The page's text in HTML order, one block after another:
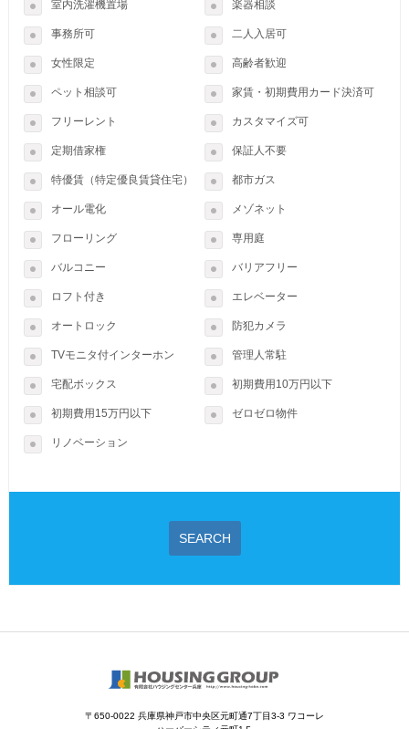
室内洗濯機置場 楽器相談
事務所可 二人入居可
女性限定 高齢者歓迎
ペット相談可 家賃・初期費用カード決済可
フリーレント カスタマイズ可
定期借家権 保証人不要
特優賃（特定優良賃貸住宅） 都市ガス
オール電化 メゾネット
フローリング 専用庭
バルコニー バリアフリー
ロフト付き エレベーター
オートロック 防犯カメラ
TVモニタ付インターホン 管理人常駐
宅配ボックス 初期費用10万円以下
初期費用15万円以下 ゼロゼロ物件
リノベーション
SEARCH
〒650-0022 兵庫県神戸市中央区元町通7丁目3-3 ワコーレ